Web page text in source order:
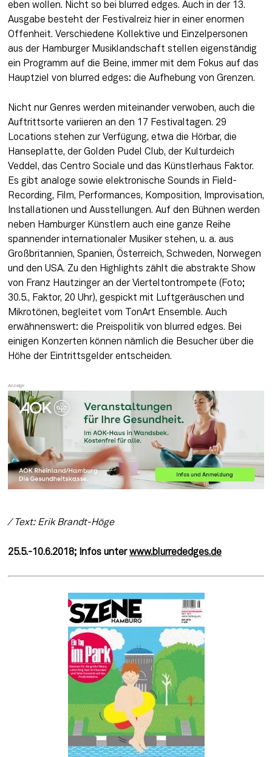
eben wollen. Nicht so bei blurred edges. Auch in der 13.
Ausgabe besteht der Festivalreiz hier in einer enor­men
Offenheit. Verschiedene Kollektive und Einzelpersonen
aus der Hamburger Musikland­schaft stellen eigenständig
ein Programm auf die Beine, immer mit dem Fokus auf das
Haupt­ziel von blurred edges: die Auf­hebung von Grenzen.
Nicht nur Genres werden miteinander ver­woben, auch die
Auftrittsorte va­riieren an den 17 Festivaltagen. 29
Locations stehen zur Verfügung, etwa die Hörbar, die
Hanseplatte, der Golden Pudel Club, der Kulturdeich
Veddel, das Centro So­ciale und das Künstlerhaus Fak­tor.
Es gibt analoge sowie elek­tronische Sounds in Field­
Recording, Film, Performances, Komposition, Improvisation,
In­stallationen und Ausstellungen. Auf den Bühnen werden
neben Hamburger Künstlern auch eine ganze Reihe
spannender inter­nationaler Musiker stehen, u. a. aus
Großbritannien, Spanien, Ös­terreich, Schweden, Norwegen
und den USA. Zu den Highlights zählt die abstrakte Show
von Franz Hautzinger an der Viertel­tontrompete (Foto;
30.5., Faktor, 20 Uhr), gespickt mit Luftgeräu­schen und
Mikrotönen, beglei­tet vom TonArt Ensemble. Auch
erwähnenswert: die Preispolitik von blurred edges. Bei
einigen Konzerten können nämlich die Besucher über die
Höhe der Ein­trittsgelder entscheiden.
/ Text: Erik Brandt-Höge
25.5.-10.6.2018; Infos unter www.blurrededges.de